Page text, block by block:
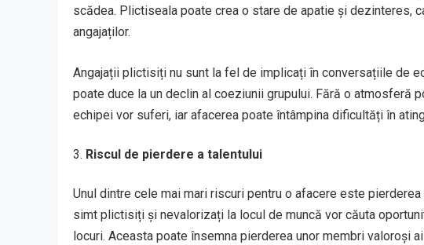
scădea. Plictiseala poate crea o stare de apatie și dezinteres,
angajaților.
Angajații plictisiți nu sunt la fel de implicați în conversațiile de
poate duce la un declin al coeziunii grupului. Fără o atmosferă
echipei vor suferi, iar afacerea poate întâmpina dificultăți în
Riscul de pierdere a talentului
Unul dintre cele mai mari riscuri pentru o afacere este
simt plictisiți și nevalorizați la locul de muncă vor căuta
locuri. Aceasta poate însemna pierderea unor membri valoroși